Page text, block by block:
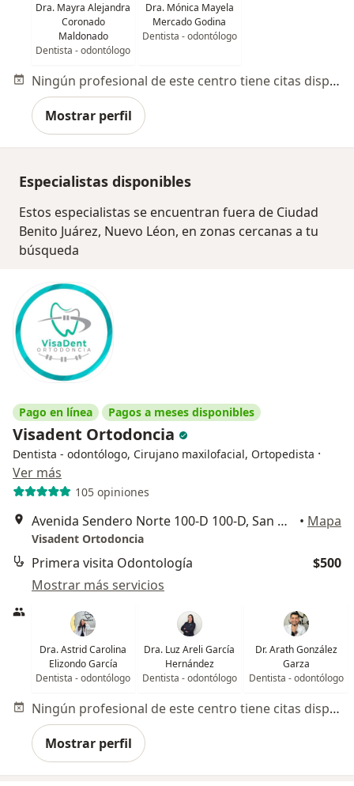
Dra. Mayra Alejandra
Coronado
Maldonado
Dentista - odontólogo
Dra. Mónica Mayela
Mercado Godina
Dentista - odontólogo
Ningún profesional de este centro tiene citas disponibles
Mostrar perfil
Especialistas disponibles
Estos especialistas se encuentran fuera de Ciudad
Benito Juárez, Nuevo Léon, en zonas cercanas a tu
búsqueda
Pago en línea Pagos a meses disponibles
Visadent Ortodoncia
Dentista - odontólogo, Cirujano maxilofacial, Ortopedista ·
Ver más
105 opiniones
Avenida Sendero Norte 100-D 100-D, San Nicolás de los Garza • Mapa
Visadent Ortodoncia
Primera visita Odontología
$500
Mostrar más servicios
Dra. Astrid Carolina
Elizondo García
Dentista - odontólogo
Dra. Luz Areli García
Hernández
Dentista - odontólogo
Dr. Arath González
Garza
Dentista - odontólogo
Ningún profesional de este centro tiene citas disponibles
Mostrar perfil